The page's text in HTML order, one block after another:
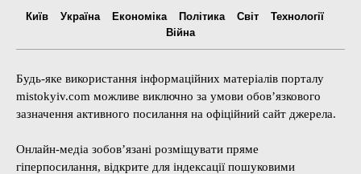
Київ Україна Економіка Політика Світ
Технології
Війна
Будь-яке використання інформаційних матеріалів порталу
mistokyiv.com можливе виключно за умови обов’язкового
зазначення активного посилання на офіційний сайт джерела.
Онлайн-медіа зобов’язані розміщувати пряме
гіперпосилання, відкрите для індексації пошуковими